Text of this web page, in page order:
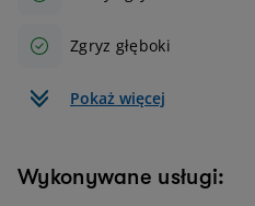
Zgryz głęboki
Pokaż więcej
Wykonywane usługi: